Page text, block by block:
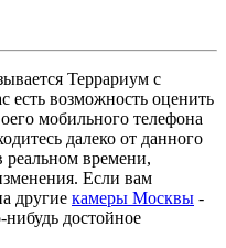
Террариум с
есть возможность оценить
мобильного телефона
далеко от данного
реальном времени,
Если вам
другие камеры Москвы -
нибудь достойное